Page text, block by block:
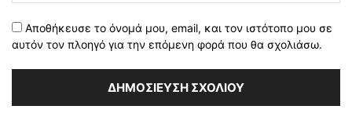
Αποθήκευσε το όνομά μου, email, και τον ιστότοπο μου σε
αυτόν τον πλοηγό για την επόμενη φορά που θα σχολιάσω.